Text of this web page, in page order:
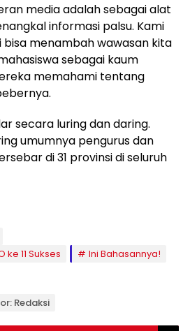
media adalah sebagai alat
informasi palsu. Kami
menambah wawasan kita
sebagai kaum
memahami tentang
secara luring dan daring.
umumnya pengurus dan
di 31 provinsi di seluruh
ke 11 Sukses
Ini Bahasannya!
Redaksi